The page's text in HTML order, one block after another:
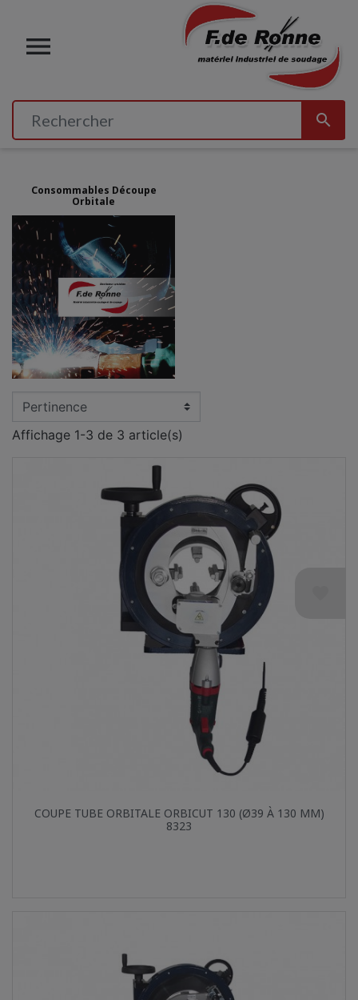


Consommables Découpe
Orbitale
Affichage 1-3 de 3 article(s)
Aperçu rapide
COUPE TUBE ORBITALE ORBICUT 130 (Ø39 À 130 MM)
8323